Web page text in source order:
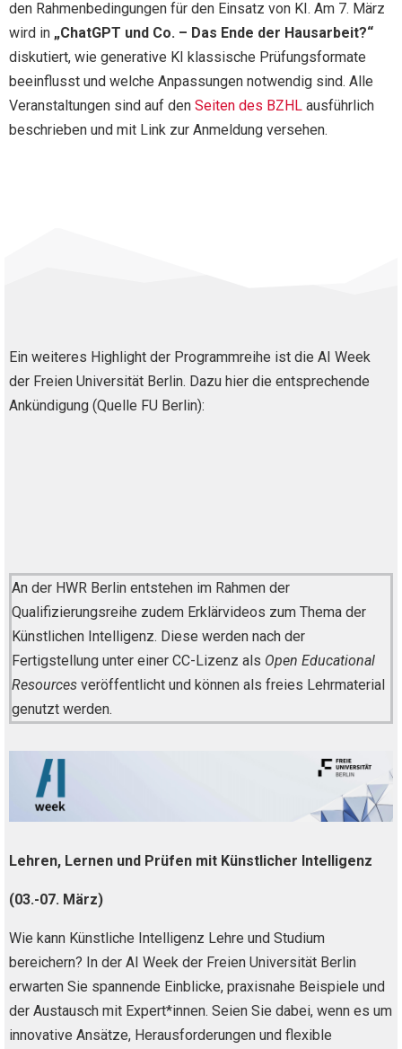
den Rahmenbedingungen für den Einsatz von KI. Am 7. März
wird in „ChatGPT und Co. – Das Ende der Hausarbeit?“
diskutiert, wie generative KI klassische Prüfungsformate
beeinflusst und welche Anpassungen notwendig sind. Alle
Veranstaltungen sind auf den Seiten des BZHL ausführlich
beschrieben und mit Link zur Anmeldung versehen.
Ein weiteres Highlight der Programmreihe ist die AI Week
der Freien Universität Berlin. Dazu hier die entsprechende
Ankündigung (Quelle FU Berlin):
An der HWR Berlin entstehen im Rahmen der
Qualifizierungsreihe zudem Erklärvideos zum Thema der
Künstlichen Intelligenz. Diese werden nach der
Fertigstellung unter einer CC-Lizenz als Open Educational
Resources veröffentlicht und können als freies Lehrmaterial
genutzt werden.
Lehren, Lernen und Prüfen mit Künstlicher Intelligenz
(03.-07. März)
Wie kann Künstliche Intelligenz Lehre und Studium
bereichern? In der AI Week der Freien Universität Berlin
erwarten Sie spannende Einblicke, praxisnahe Beispiele und
der Austausch mit Expert*innen. Seien Sie dabei, wenn es um
innovative Ansätze, Herausforderungen und flexible